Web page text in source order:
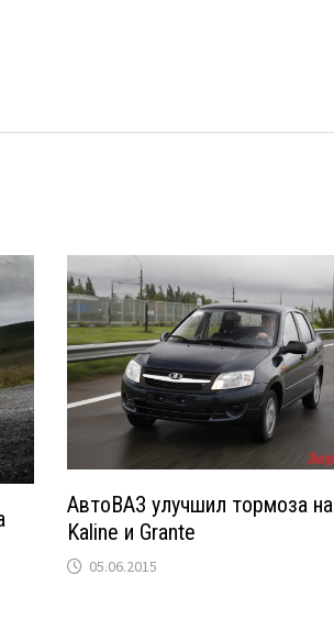
АвтоВАЗ улучшил тормоза на
Kalinе и Grantе
05.06.2015